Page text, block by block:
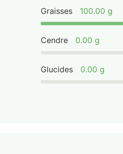
Graisses 100.00 g
Cendre 0.00 g
Glucides 0.00 g